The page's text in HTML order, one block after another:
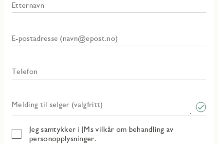
Etternavn
E-postadresse (navn@epost.no)
Telefon
Melding til selger (valgfritt)
Jeg samtykker i JMs vilkår om behandling av
personopplysninger.